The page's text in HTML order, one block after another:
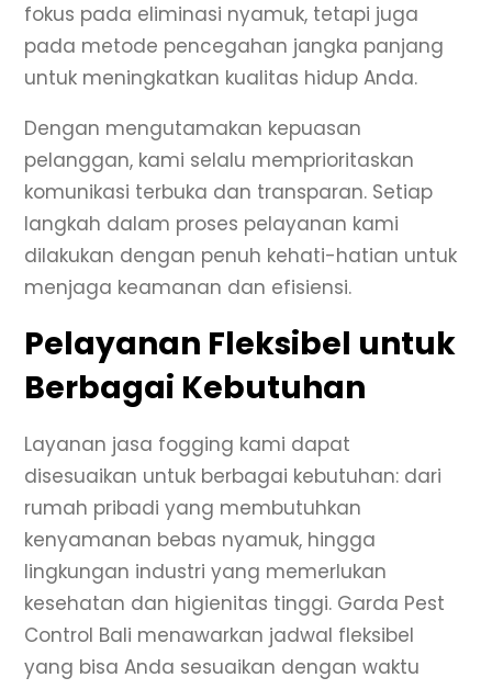
fokus pada eliminasi nyamuk, tetapi juga
pada metode pencegahan jangka panjang
untuk meningkatkan kualitas hidup Anda.
Dengan mengutamakan kepuasan
pelanggan, kami selalu memprioritaskan
komunikasi terbuka dan transparan. Setiap
langkah dalam proses pelayanan kami
dilakukan dengan penuh kehati-hatian untuk
menjaga keamanan dan efisiensi.
Pelayanan Fleksibel untuk
Berbagai Kebutuhan
Layanan jasa fogging kami dapat
disesuaikan untuk berbagai kebutuhan: dari
rumah pribadi yang membutuhkan
kenyamanan bebas nyamuk, hingga
lingkungan industri yang memerlukan
kesehatan dan higienitas tinggi. Garda Pest
Control Bali menawarkan jadwal fleksibel
yang bisa Anda sesuaikan dengan waktu